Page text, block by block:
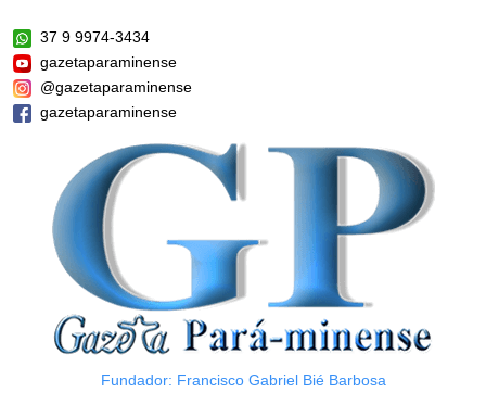
37 9 9974-3434
gazetaparaminense
@gazetaparaminense
gazetaparaminense
Fundador: Francisco Gabriel Bié Barbosa